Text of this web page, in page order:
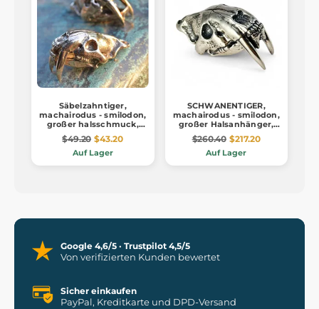
Säbelzahntiger,
machairodus - smilodon,
großer halsschmuck,
bronze
$49.20 $43.20
Auf Lager
SCHWANENTIGER,
machairodus - smilodon,
großer Halsanhänger,
Ag 925, 27g
$260.40 $217.20
Auf Lager
Google 4,6/5 · Trustpilot 4,5/5
Von verifizierten Kunden bewertet
Sicher einkaufen
PayPal, Kreditkarte und DPD-Versand